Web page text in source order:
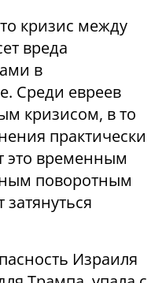
кризис между
вреда
в
Среди евреев
кризисом, в то
практически
это временным
поворотным
Израиля